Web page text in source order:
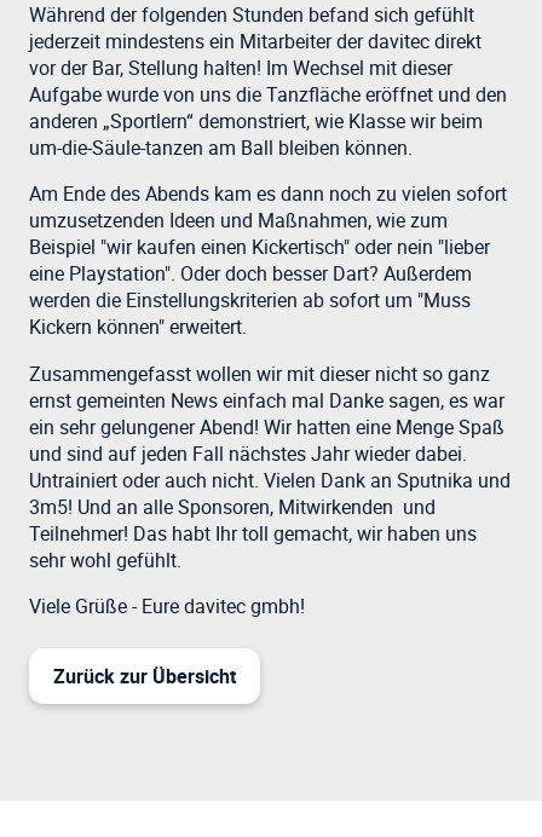
Während der folgenden Stunden befand sich gefühlt
jederzeit mindestens ein Mitarbeiter der davitec direkt
vor der Bar, Stellung halten! Im Wechsel mit dieser
Aufgabe wurde von uns die Tanzfläche eröffnet und den
anderen „Sportlern“ demonstriert, wie Klasse wir beim
um-die-Säule-tanzen am Ball bleiben können.
Am Ende des Abends kam es dann noch zu vielen sofort
umzusetzenden Ideen und Maßnahmen, wie zum
Beispiel "wir kaufen einen Kickertisch" oder nein "lieber
eine Playstation". Oder doch besser Dart? Außerdem
werden die Einstellungskriterien ab sofort um "Muss
Kickern können" erweitert.
Zusammengefasst wollen wir mit dieser nicht so ganz
ernst gemeinten News einfach mal Danke sagen, es war
ein sehr gelungener Abend! Wir hatten eine Menge Spaß
und sind auf jeden Fall nächstes Jahr wieder dabei.
Untrainiert oder auch nicht. Vielen Dank an Sputnika und
3m5! Und an alle Sponsoren, Mitwirkenden und
Teilnehmer! Das habt Ihr toll gemacht, wir haben uns
sehr wohl gefühlt.
Viele Grüße - Eure davitec gmbh!
Zurück zur Übersicht